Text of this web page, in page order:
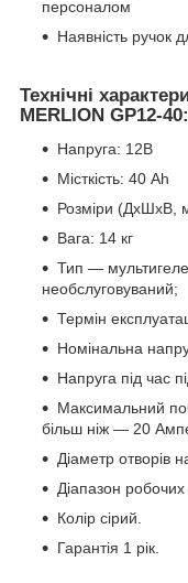
персоналом
Наявність ручок
Технічні
MERLION GP12-40:
Напруга: 12В
Місткість: 40 Ah
Розміри (ДхШхВ,
Вага: 14 кг
Тип —
необслуговуваний;
Термін
Номінальна
Напруга під час
Максимальний
більш ніж — 20
Діаметр отворів
Діапазон
Колір сірий.
Гарантія 1 рік.